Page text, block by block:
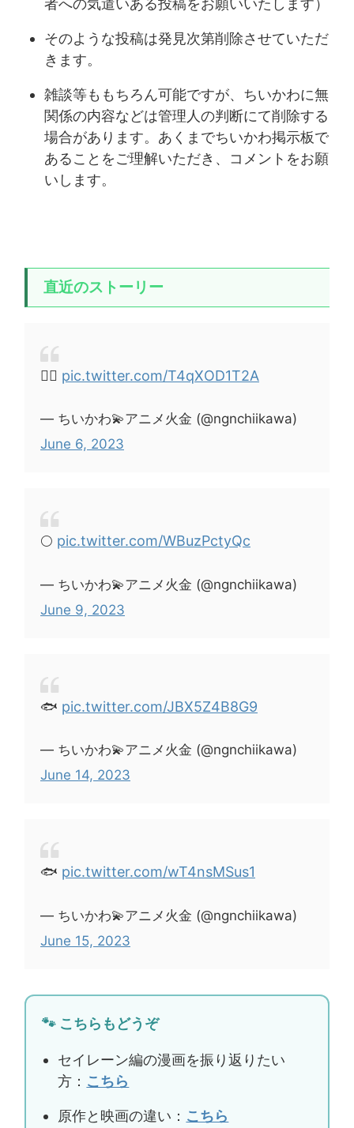
者への気遣いある投稿をお願いいたします）
そのような投稿は発見次第削除させていただ
きます。
雑談等ももちろん可能ですが、ちいかわに無
関係の内容などは管理人の判断にて削除する
場合があります。あくまでちいかわ掲示板で
あることをご理解いただき、コメントをお願
いします。
直近のストーリー
🚣‍♂️ pic.twitter.com/T4qXOD1T2A
— ちいかわ💫アニメ火金 (@ngnchiikawa)
June 6, 2023
🌕 pic.twitter.com/WBuzPctyQc
— ちいかわ💫アニメ火金 (@ngnchiikawa)
June 9, 2023
🐟 pic.twitter.com/JBX5Z4B8G9
— ちいかわ💫アニメ火金 (@ngnchiikawa)
June 14, 2023
🐟 pic.twitter.com/wT4nsMSus1
— ちいかわ💫アニメ火金 (@ngnchiikawa)
June 15, 2023
🐾 こちらもどうぞ
セイレーン編の漫画を振り返りたい
方： こちら
原作と映画の違い： こちら